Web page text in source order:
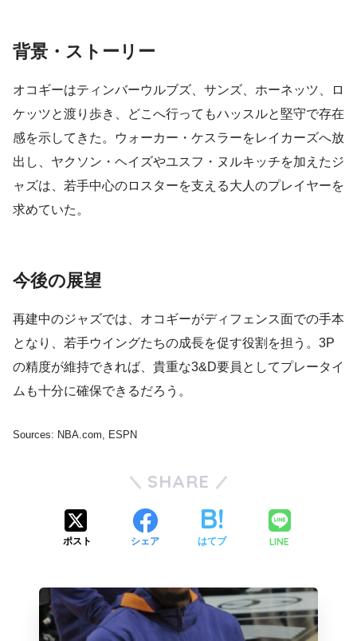
背景・ストーリー
オコギーはティンバーウルブズ、サンズ、ホーネッツ、ロ
ケッツと渡り歩き、どこへ行ってもハッスルと堅守で存在
感を示してきた。ウォーカー・ケスラーをレイカーズへ放
出し、ヤクソン・ヘイズやユスフ・ヌルキッチを加えたジ
ャズは、若手中心のロスターを支える大人のプレイヤーを
求めていた。
今後の展望
再建中のジャズでは、オコギーがディフェンス面での手本
となり、若手ウイングたちの成長を促す役割を担う。3P
の精度が維持できれば、貴重な3&D要員としてプレータイ
ムも十分に確保できるだろう。
Sources: NBA.com, ESPN
SHARE
ポスト シェア はてブ LINE